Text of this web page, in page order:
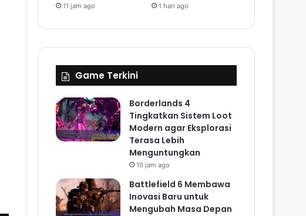
11 jam ago 1 hari ago
Game Terkini
Borderlands 4
Tingkatkan Sistem Loot
Modern agar Eksplorasi
Terasa Lebih
Menguntungkan
10 jam ago
Battlefield 6 Membawa
Inovasi Baru untuk
Mengubah Masa Depan